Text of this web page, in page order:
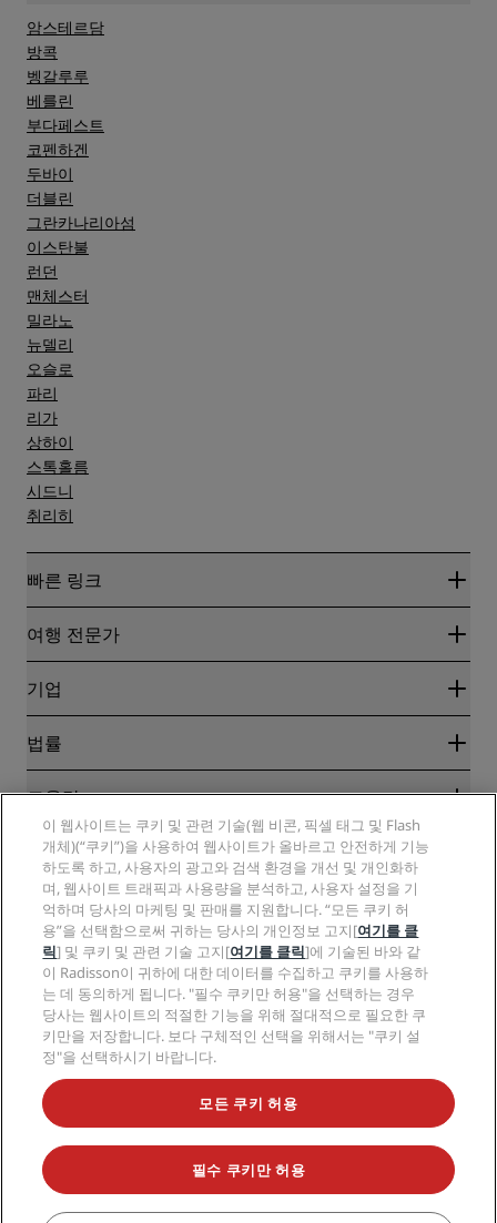
청결도
서비스
암스테르담
방콕
벵갈루루
베를린
부다페스트
코펜하겐
두바이
더블린
그란카나리아섬
이스탄불
런던
맨체스터
밀라노
뉴델리
오슬로
파리
리가
상하이
스톡홀름
시드니
취리히
빠른 링크
Radisson Rewards
블로그
여행지
Radisson Hotels APP
Sports Approved 호텔
가족 친화적 호텔
건강 및 안전
여행 전문가
파트너
기업
Radisson Hotel Group
RHG 채용
EHL 채용
The Club by RHG
성장의 기회
책임감 있는 비즈니스
조달
법률
개인정보 고지
법적 고지
Radisson Rewards 이용 약관
사이트 사용 계약
디지털 접근성
현대판 노예제 선언문
도움말
소비자 경고
연락처
FAQ
사이트맵
소셜 미디어
Radisson Hotels 브랜드
인기 만점의 특가 상품을 놓치지 마세요.
© 2026 Radisson Hotel Group.
All rights reserved. RHG Radisson Hotel
Group, Radisson, Radisson RED, Radisson Blu, Radisson Collection,
Radisson Individuals, Park Plaza, Park Inn, Country Inn & Suites, Prize by
이 웹사이트는 쿠키 및 관련 기술(웹 비콘, 픽셀 태그 및 Flash
개체)(“쿠키”)을 사용하여 웹사이트가 올바르고 안전하게 기능
하도록 하고, 사용자의 광고와 검색 환경을 개선 및 개인화하
며, 웹사이트 트래픽과 사용량을 분석하고, 사용자 설정을 기
억하며 당사의 마케팅 및 판매를 지원합니다. “모든 쿠키 허
용”을 선택함으로써 귀하는 당사의 개인정보 고지[여기를 클
릭] 및 쿠키 및 관련 기술 고지[여기를 클릭]에 기술된 바와 같
이 Radisson이 귀하에 대한 데이터를 수집하고 쿠키를 사용하
는 데 동의하게 됩니다. "필수 쿠키만 허용"을 선택하는 경우
당사는 웹사이트의 적절한 기능을 위해 절대적으로 필요한 쿠
키만을 저장합니다. 보다 구체적인 선택을 위해서는 "쿠키 설
정"을 선택하시기 바랍니다.
모든 쿠키 허용
필수 쿠키만 허용